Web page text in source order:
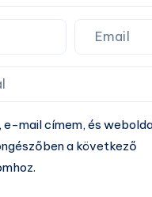
e-mail címem, és
a következő